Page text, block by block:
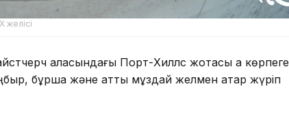
желісі
қаласындағы Порт-Хиллс жотасы ақ көрпеге
бұршақ және қатты мұздай желмен қатар жүріп